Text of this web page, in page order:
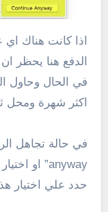
اذا كانت هناك
الدفع هنا يحظر
في الحال وحاول
اكثر شهرة ومحل
حدد علي اختيار